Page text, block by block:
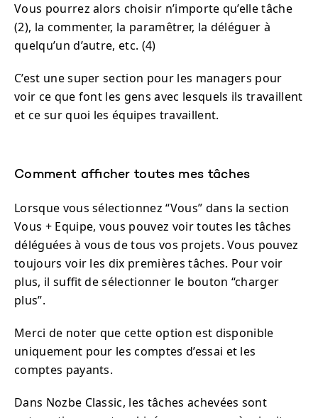
Vous pourrez alors choisir n’importe qu’elle tâche
(2), la commenter, la paramêtrer, la déléguer à
quelqu’un d’autre, etc. (4)
C’est une super section pour les managers pour
voir ce que font les gens avec lesquels ils travaillent
et ce sur quoi les équipes travaillent.
Comment afficher toutes mes tâches
Lorsque vous sélectionnez “Vous” dans la section
Vous + Equipe, vous pouvez voir toutes les tâches
déléguées à vous de tous vos projets. Vous pouvez
toujours voir les dix premières tâches. Pour voir
plus, il suffit de sélectionner le bouton “charger
plus”.
Merci de noter que cette option est disponible
uniquement pour les comptes d’essai et les
comptes payants.
Dans Nozbe Classic, les tâches achevées sont